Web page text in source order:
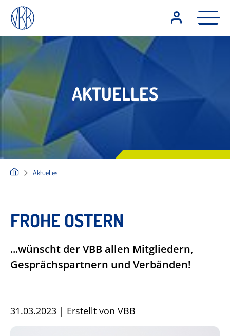
AKTUELLES
Aktuelles
FROHE OSTERN
...wünscht der VBB allen Mitgliedern,
Gesprächspartnern und Verbänden!
31.03.2023 | Erstellt von VBB